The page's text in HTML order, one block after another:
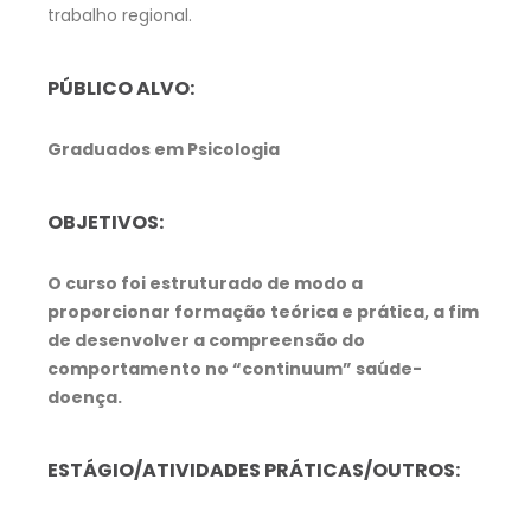
trabalho regional.
PÚBLICO ALVO:
Graduados em Psicologia
OBJETIVOS:
O curso foi estruturado de modo a
proporcionar formação teórica e prática, a fim
de desenvolver a compreensão do
comportamento no “continuum” saúde-
doença.
ESTÁGIO/ATIVIDADES PRÁTICAS/OUTROS: